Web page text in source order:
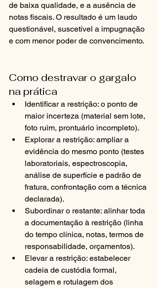
de baixa qualidade, e a ausência de
notas fiscais. O resultado é um laudo
questionável, suscetível a impugnação
e com menor poder de convencimento.
Como destravar o gargalo
na prática
Identificar a restrição: o ponto de
maior incerteza (material sem lote,
foto ruim, prontuário incompleto).
Explorar a restrição: ampliar a
evidência do mesmo ponto (testes
laboratoriais, espectroscopia,
análise de superfície e padrão de
fratura, confrontação com a técnica
declarada).
Subordinar o restante: alinhar toda
a documentação à restrição (linha
do tempo clínica, notas, termos de
responsabilidade, orçamentos).
Elevar a restrição: estabelecer
cadeia de custódia formal,
selagem e rotulagem dos